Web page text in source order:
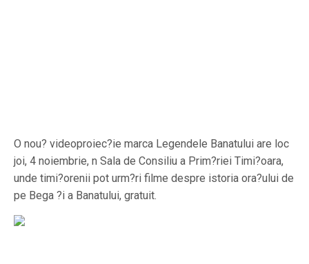
O nou? videoproiec?ie marca Legendele Banatului are loc
joi, 4 noiembrie, n Sala de Consiliu a Prim?riei Timi?oara,
unde timi?orenii pot urm?ri filme despre istoria ora?ului de
pe Bega ?i a Banatului, gratuit.